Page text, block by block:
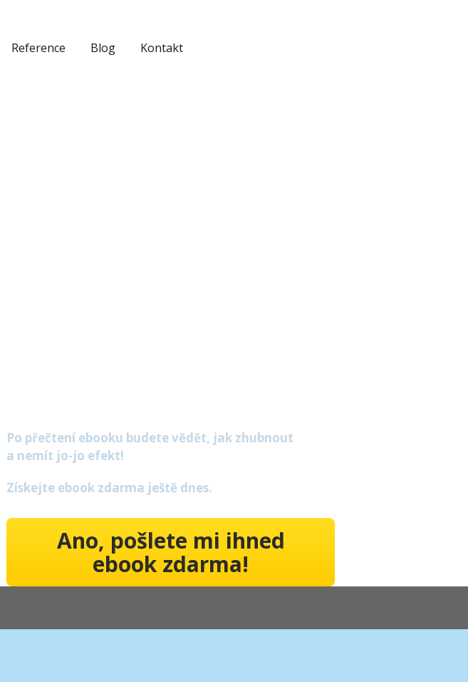
Reference Blog Kontakt
Po přečtení ebooku budete vědět, jak zhubnout
a nemít jo-jo efekt!
Získejte ebook zdarma ještě dnes.
Ano, pošlete mi ihned
ebook zdarma!